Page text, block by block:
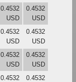
0.4532
USD
0.4532
USD
0.4532
USD
0.4532
USD
0.4532
USD
0.4532
USD
0.4532
0.4532